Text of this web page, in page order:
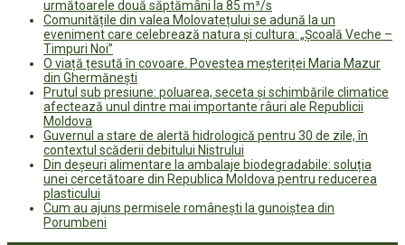
următoarele două săptămâni la 85 m³/s
Comunitățile din valea Molovatețului se adună la un
eveniment care celebrează natura și cultura: „Școală Veche –
Timpuri Noi”
O viață țesută în covoare. Povestea meșteriței Maria Mazur
din Ghermănești
Prutul sub presiune: poluarea, seceta și schimbările climatice
afectează unul dintre mai importante râuri ale Republicii
Moldova
Guvernul a stare de alertă hidrologică pentru 30 de zile, în
contextul scăderii debitului Nistrului
Din deșeuri alimentare la ambalaje biodegradabile: soluția
unei cercetătoare din Republica Moldova pentru reducerea
plasticului
Cum au ajuns permisele românești la gunoiștea din
Porumbeni